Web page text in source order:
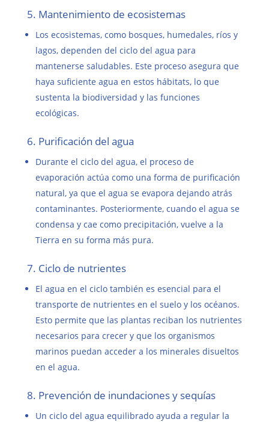
5. Mantenimiento de ecosistemas
Los ecosistemas, como bosques, humedales, ríos y
lagos, dependen del ciclo del agua para
mantenerse saludables. Este proceso asegura que
haya suficiente agua en estos hábitats, lo que
sustenta la biodiversidad y las funciones
ecológicas.
6. Purificación del agua
Durante el ciclo del agua, el proceso de
evaporación actúa como una forma de purificación
natural, ya que el agua se evapora dejando atrás
contaminantes. Posteriormente, cuando el agua se
condensa y cae como precipitación, vuelve a la
Tierra en su forma más pura.
7. Ciclo de nutrientes
El agua en el ciclo también es esencial para el
transporte de nutrientes en el suelo y los océanos.
Esto permite que las plantas reciban los nutrientes
necesarios para crecer y que los organismos
marinos puedan acceder a los minerales disueltos
en el agua.
8. Prevención de inundaciones y sequías
Un ciclo del agua equilibrado ayuda a regular la